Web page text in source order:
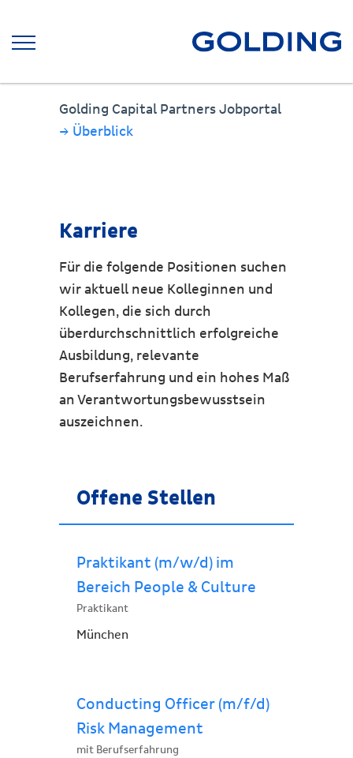
Golding Capital Partners Jobportal
→ Überblick
Karriere
Für die folgende Positionen suchen
wir aktuell neue Kolleginnen und
Kollegen, die sich durch
überdurchschnittlich erfolgreiche
Ausbildung, relevante
Berufserfahrung und ein hohes Maß
an Verantwortungsbewusstsein
auszeichnen.
Offene Stellen
Praktikant (m/w/d) im
Bereich People & Culture
Praktikant
München
Conducting Officer (m/f/d)
Risk Management
mit Berufserfahrung